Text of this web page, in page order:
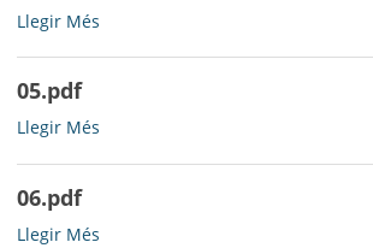
04.pdf
Llegir Més
05.pdf
05.pdf
Llegir Més
06.pdf
06.pdf
Llegir Més